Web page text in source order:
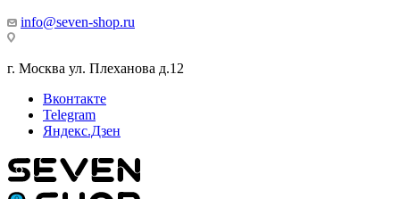
info@seven-shop.ru
г. Москва ул. Плеханова д.12
Вконтакте
Telegram
Яндекс.Дзен